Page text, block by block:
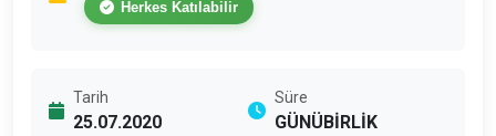
Herkes Katılabilir
Tarih
25.07.2020
Süre
GÜNÜBİRLİK